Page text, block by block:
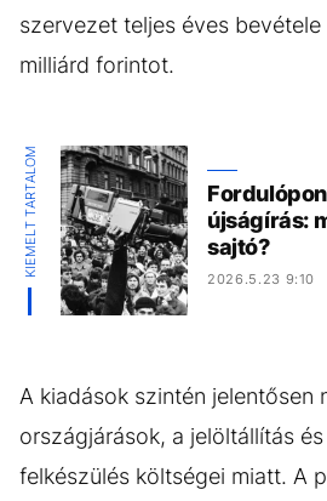
szervezet teljes éves bevétele
milliárd forintot.
KIEMELT TARTALOM
újságírás:
sajtó?
2026.5.23 9:10
A kiadások szintén jelentősen
országjárások, a jelöltállítás
felkészülés költségei miatt. A